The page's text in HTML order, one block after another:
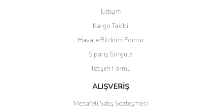
Ürün açıklamasında eksik bilgiler bulunuyor.
Ürün bilgilerinde hatalar bulunuyor.
Ürün fiyatı diğer sitelerden daha pahalı.
Bu ürüne benzer farklı alternatifler olmalı.
İletişim
Kargo Takibi
Havale Bildirim Formu
Sipariş Sorgula
İletişim Formu
ALIŞVERİŞ
Mesafeli Satış Sözleşmesi